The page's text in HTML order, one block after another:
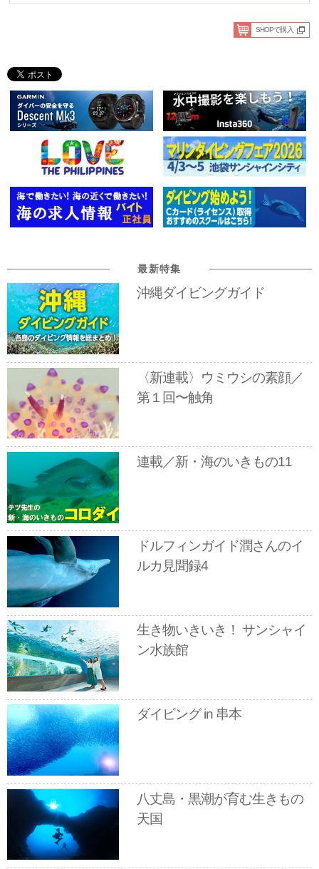
SHOPで購入
最新特集
沖縄ダイビングガイド
〈新連載〉ウミウシの素顔／
第１回〜触角
連載／新・海のいきもの11
ドルフィンガイド潤さんのイ
ルカ見聞録4
生き物いきいき！ サンシャイ
ン水族館
ダイビング in 串本
八丈島・黒潮が育む生きもの
天国